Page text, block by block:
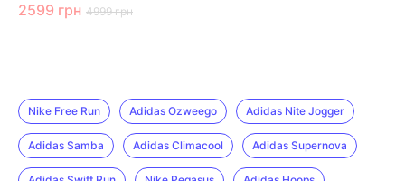
2599 грн 4999 грн
Nike Free Run Adidas Ozweego Adidas Nite Jogger
Adidas Samba Adidas Climacool Adidas Supernova